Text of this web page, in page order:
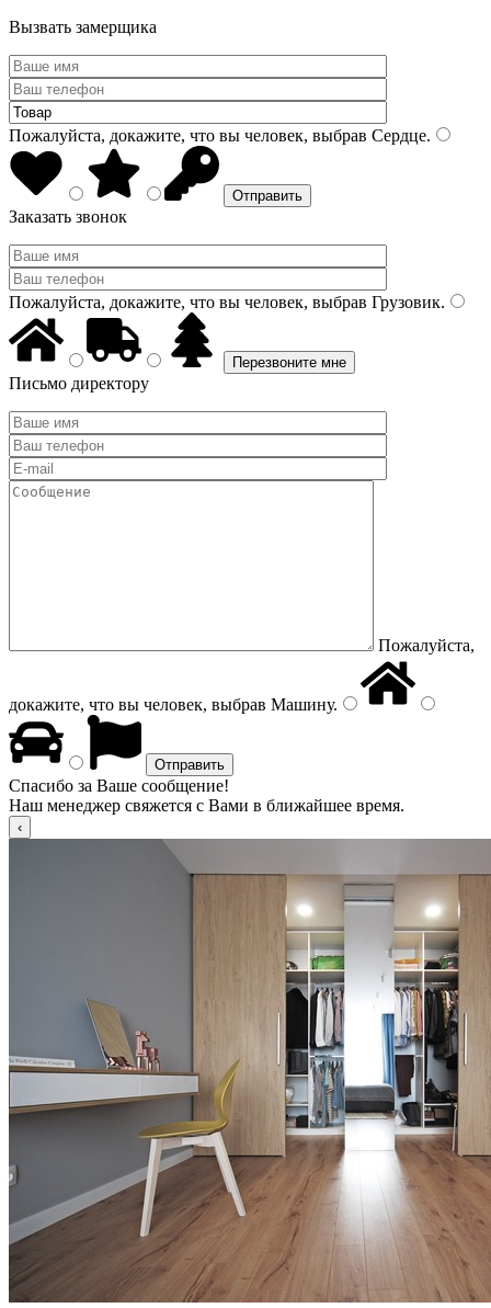
Вызвать замерщика
Пожалуйста, докажите, что вы человек, выбрав Сердце.
Заказать звонок
Пожалуйста, докажите, что вы человек, выбрав Грузовик.
Письмо директору
Пожалуйста,
докажите, что вы человек, выбрав Машину.
Спасибо за Ваше сообщение!
Наш менеджер свяжется с Вами в ближайшее время.